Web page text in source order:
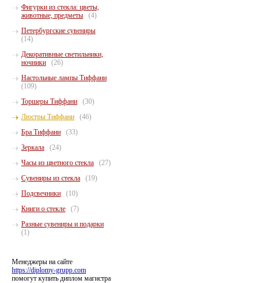
Фигурки из стекла: цветы,
животные, предметы
(4)
Петербургские сувениры
(14)
Декоративные светильники,
ночники
(26)
Настольные лампы Тиффани
(109)
Торшеры Тиффани
(30)
Люстры Тиффани
(46)
Бра Тиффани
(33)
Зеркала
(24)
Часы из цветного стекла
(27)
Сувениры из стекла
(19)
Подсвечники
(10)
Книги о стекле
(7)
Разные сувениры и подарки
(1)
Менеджеры на сайте
https://diplomy-grupp.com
помогут купить диплом магистра